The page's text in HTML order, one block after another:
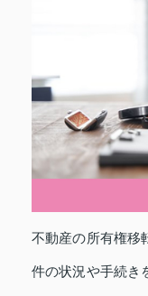
不動産の所有権移
件の状況や手続き